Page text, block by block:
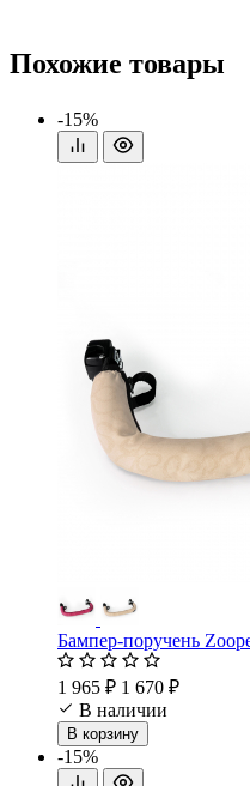
Похожие товары
-15%
Бампер-поручень
1 965 ₽ 1 670 ₽
В наличии
В корзину
-15%